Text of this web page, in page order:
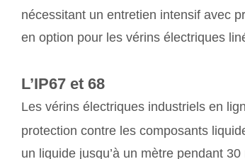
nécessitant un entretien intensif avec
en option pour les vérins électriques
L’IP67 et 68
Les vérins électriques industriels en
protection contre les composants
un liquide jusqu’à un mètre pendant